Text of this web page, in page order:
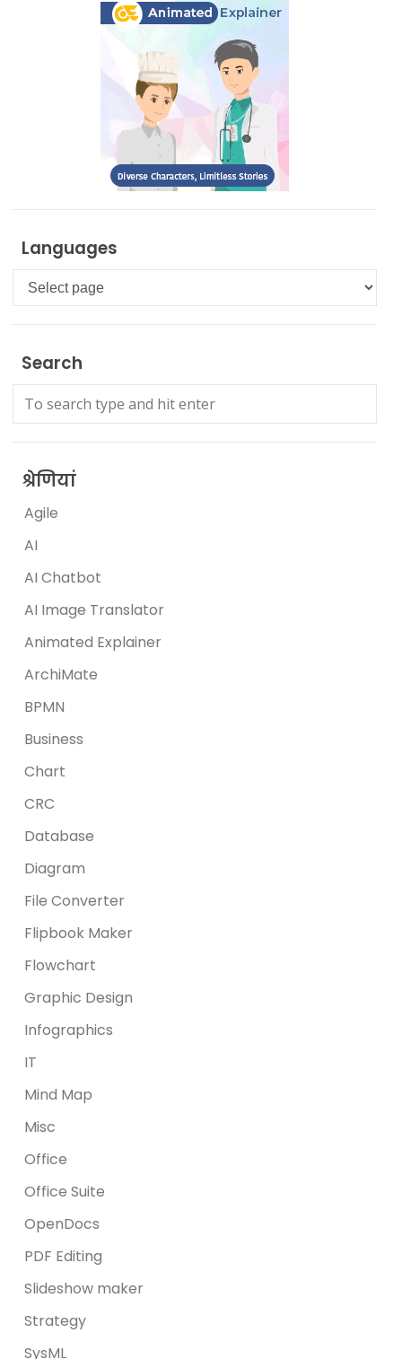
Languages
Languages
Search
श्रेणियां
Agile
AI
AI Chatbot
AI Image Translator
Animated Explainer
ArchiMate
BPMN
Business
Chart
CRC
Database
Diagram
File Converter
Flipbook Maker
Flowchart
Graphic Design
Infographics
IT
Mind Map
Misc
Office
Office Suite
OpenDocs
PDF Editing
Slideshow maker
Strategy
SysML